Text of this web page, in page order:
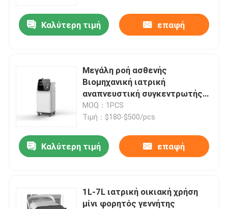
Καλύτερη τιμή επαφή
Μεγάλη ροή ασθενής
Βιομηχανική ιατρική
αναπνευστική συγκεντρωτής
οξυγόνου 5L
MOQ：1PCS
Τιμή：$180-$500/pcs
Καλύτερη τιμή επαφή
1L-7L ιατρική οικιακή χρήση
μίνι φορητός γεννήτης